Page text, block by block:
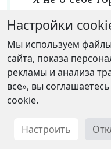
спал, а сюда
Вдруг он тебя
— Не съест —
если
невредим
— Убьёт он тебя!
Настройки
Мы используем
сайта, показа
рекламы и анализа
все», вы
cookie.
Настроить